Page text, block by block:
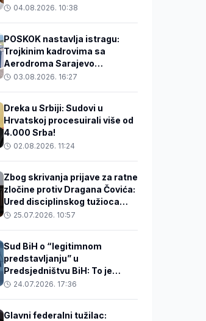
suda i vratio predmet na
04.08.2026. 10:38
POSKOK nastavlja istragu:
Trojkinim kadrovima sa
Aerodroma Sarajevo
produžene mjere zabrane
03.08.2026. 16:27
Dreka u Srbiji: Sudovi u
Hrvatskoj procesuirali više od
4.000 Srba!
02.08.2026. 11:24
Zbog skrivanja prijave za ratne
zločine protiv Dragana Čovića:
Ured disciplinskog tužioca
podnio tužbu protiv državnog
25.07.2026. 10:57
Sud BiH o “legitimnom
predstavljanju” u
Predsjedništvu BiH: To je
nepostojeći princip, nema ga
24.07.2026. 17:36
Glavni federalni tužilac: